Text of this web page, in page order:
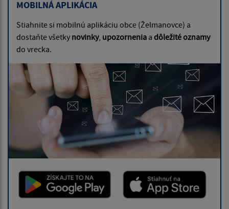
MOBILNÁ APLIKÁCIA
Stiahnite si mobilnú aplikáciu obce (Želmanovce) a
dostaňte všetky novinky, upozornenia a dôležité oznamy
do vrecka.